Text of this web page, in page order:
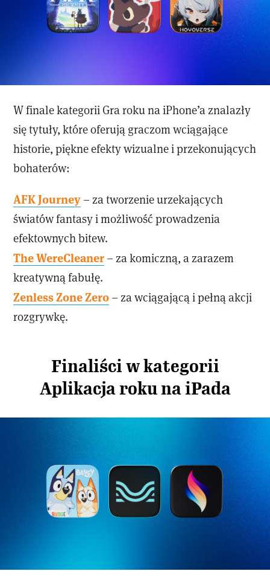
W finale kategorii Gra roku na iPhone’a znalazły
się tytuły, które oferują graczom wciągające
historie, piękne efekty wizualne i przekonujących
bohaterów:
AFK Journey – za tworzenie urzekających
światów fantasy i możliwość prowadzenia
efektownych bitew.
The WereCleaner – za komiczną, a zarazem
kreatywną fabułę.
Zenless Zone Zero – za wciągającą i pełną akcji
rozgrywkę.
Finaliści w kategorii
Aplikacja roku na iPada